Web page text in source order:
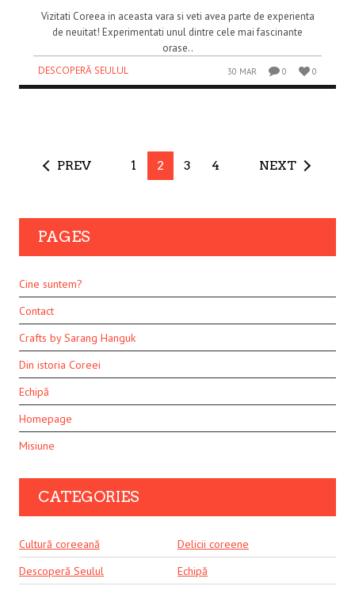
Vizitati Coreea in aceasta vara si veti avea parte de experienta
de neuitat! Experimentati unul dintre cele mai fascinante
orase..
DESCOPERĂ SEULUL
30 MAR 0 0
PREV 1 2 3 4 NEXT
PAGES
Cine suntem?
Contact
Crafts by Sarang Hanguk
Din istoria Coreei
Echipă
Homepage
Misiune
CATEGORIES
Cultură coreeană
Delicii coreene
Descoperă Seulul
Echipă